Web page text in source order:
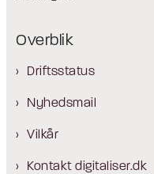
Overblik
Driftsstatus
Nyhedsmail
Vilkår
Kontakt digitaliser.dk